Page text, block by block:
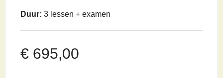
Duur: 3 lessen + examen
€ 695,00